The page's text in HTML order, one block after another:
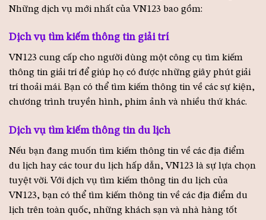
Những dịch vụ mới nhất của VN123 bao gồm:
Dịch vụ tìm kiếm thông tin giải trí
VN123 cung cấp cho người dùng một công cụ tìm kiếm
thông tin giải trí để giúp họ có được những giây phút giải
trí thoải mái. Bạn có thể tìm kiếm thông tin về các sự kiện,
chương trình truyền hình, phim ảnh và nhiều thứ khác.
Dịch vụ tìm kiếm thông tin du lịch
Nếu bạn đang muốn tìm kiếm thông tin về các địa điểm
du lịch hay các tour du lịch hấp dẫn, VN123 là sự lựa chọn
tuyệt vời. Với dịch vụ tìm kiếm thông tin du lịch của
VN123, bạn có thể tìm kiếm thông tin về các địa điểm du
lịch trên toàn quốc, những khách sạn và nhà hàng tốt